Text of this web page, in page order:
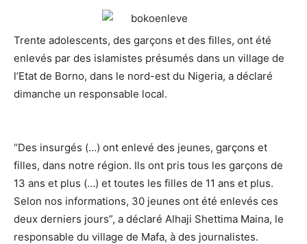
Trente adolescents, des garçons et des filles, ont été
enlevés par des islamistes présumés dans un village de
l’Etat de Borno, dans le nord-est du Nigeria, a déclaré
dimanche un responsable local.
“Des insurgés (…) ont enlevé des jeunes, garçons et
filles, dans notre région. Ils ont pris tous les garçons de
13 ans et plus (…) et toutes les filles de 11 ans et plus.
Selon nos informations, 30 jeunes ont été enlevés ces
deux derniers jours”, a déclaré Alhaji Shettima Maina, le
responsable du village de Mafa, à des journalistes.